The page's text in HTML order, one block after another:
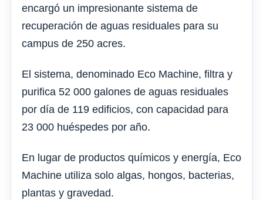
encargó un impresionante sistema de
recuperación de aguas residuales para su
campus de 250 acres.
El sistema, denominado Eco Machine, filtra y
purifica 52 000 galones de aguas residuales
por día de 119 edificios, con capacidad para
23 000 huéspedes por año.
En lugar de productos químicos y energía, Eco
Machine utiliza solo algas, hongos, bacterias,
plantas y gravedad.